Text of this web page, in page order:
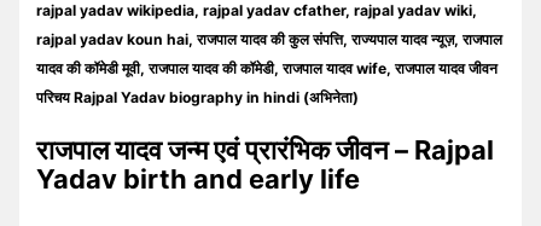
rajpal yadav wikipedia, rajpal yadav cfather, rajpal yadav wiki,
rajpal yadav koun hai, राजपाल यादव की कुल संपत्ति, राज्यपाल यादव न्यूज़, राजपाल
यादव की कॉमेडी मूवी, राजपाल यादव की कॉमेडी, राजपाल यादव wife, राजपाल यादव जीवन
परिचय Rajpal Yadav biography in hindi (अभिनेता)
राजपाल यादव जन्म एवं प्रारंभिक जीवन – Rajpal
Yadav birth and early life